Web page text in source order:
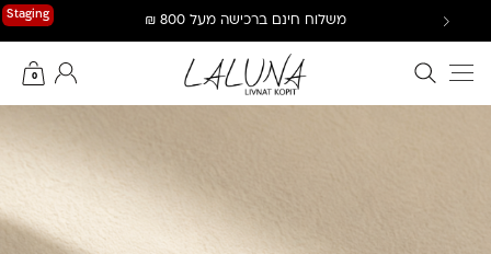
Staging משלוח חינם ברכישה מעל 800 ₪
חיפוש באתר
0
החשבון שלי